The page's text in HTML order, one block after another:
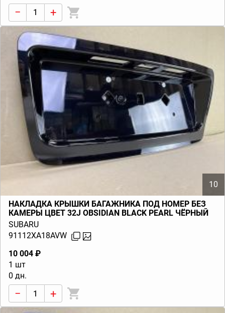
− +
10
НАКЛАДКА КРЫШКИ БАГАЖНИКА ПОД НОМЕР БЕЗ
КАМЕРЫ ЦВЕТ 32J OBSIDIAN BLACK PEARL ЧЁРНЫЙ
TRIBECA B9 (W10) 2006-2014
SUBARU
91112XA18AVW
10 004 ₽
1 шт
0 дн.
− +